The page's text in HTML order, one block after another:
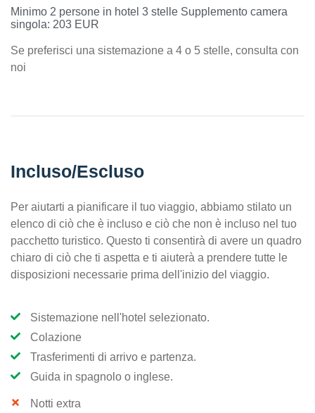
Minimo 2 persone in hotel 3 stelle Supplemento camera
singola: 203 EUR
Se preferisci una sistemazione a 4 o 5 stelle, consulta con
noi
Incluso/Escluso
Per aiutarti a pianificare il tuo viaggio, abbiamo stilato un
elenco di ciò che è incluso e ciò che non è incluso nel tuo
pacchetto turistico. Questo ti consentirà di avere un quadro
chiaro di ciò che ti aspetta e ti aiuterà a prendere tutte le
disposizioni necessarie prima dell'inizio del viaggio.
Sistemazione nell'hotel selezionato.
Colazione
Trasferimenti di arrivo e partenza.
Guida in spagnolo o inglese.
Notti extra